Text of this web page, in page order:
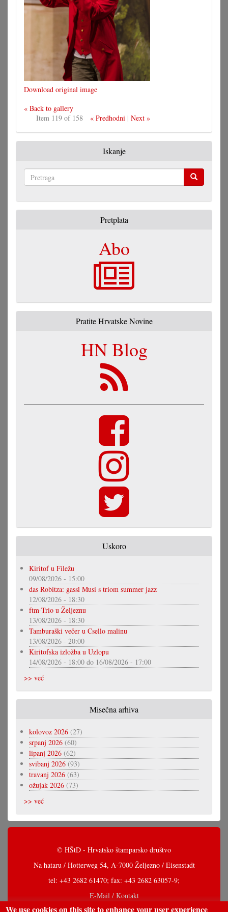
Download original image
« Back to gallery
Item 119 of 158
« Predhodni| Next »
Iskanje
Pretplata
Abo
Pratite Hrvatske Novine
HN Blog
Uskoro
Kiritof u Filežu
09/08/2026 - 15:00
das Robitza: gassl Musi s triom summer jazz
12/08/2026 - 18:30
ftm-Trio u Željeznu
13/08/2026 - 18:30
Tamburaški večer u Csello malinu
13/08/2026 - 20:00
Kiritofska izložba u Uzlopu
14/08/2026 - 18:00 do 16/08/2026 - 17:00
>> već
Misečna arhiva
kolovoz 2026 (27)
srpanj 2026 (60)
lipanj 2026 (62)
svibanj 2026 (93)
travanj 2026 (63)
ožujak 2026 (73)
>> već
© HŠtD - Hrvatsko štamparsko društvo
Na hataru / Hotterweg 54, A-7000 Željezno / Eisenstadt
tel: +43 2682 61470; fax: +43 2682 63057-9;
E-Mail / Kontakt
We use cookies on this site to enhance your user experience